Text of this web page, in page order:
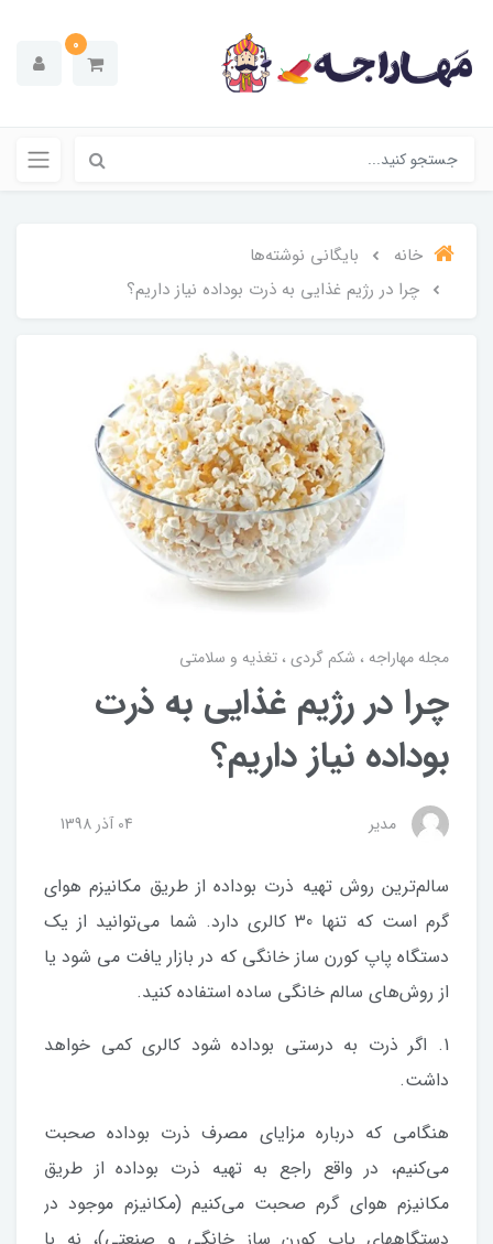
0
خانه
بایگانی نوشته‌ها
چرا در رژیم غذایی به ذرت بوداده نیاز داریم؟
مجله مهاراجه شکم گردی تغذیه و سلامتی
چرا در رژیم غذایی به ذرت
بوداده نیاز داریم؟
مدیر 04 آذر 1398
سالم‌ترین روش تهیه ذرت بوداده از طریق مکانیزم هوای
گرم است که تنها 30 کالری دارد. شما می‌توانید از یک
دستگاه پاپ کورن ساز خانگی که در بازار یافت می شود یا
از روش‌های سالم خانگی ساده استفاده کنید.
1. اگر ذرت به درستی بوداده شود کالری کمی خواهد
داشت.
هنگامی که درباره مزایای مصرف ذرت بوداده صحبت
می‌کنیم، در واقع راجع به تهیه ذرت بوداده از طریق
مکانیزم هوای گرم صحبت می‌کنیم (مکانیزم موجود در